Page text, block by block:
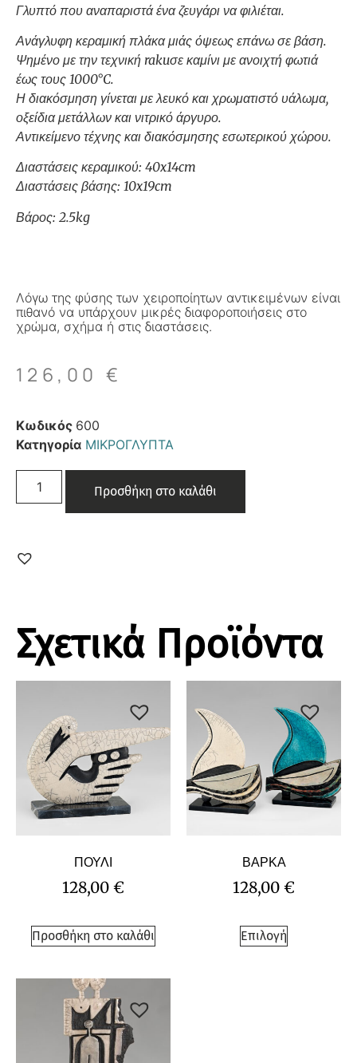
Γλυπτό που αναπαριστά ένα ζευγάρι να φιλιέται.
Ανάγλυφη κεραμική πλάκα μιάς όψεως επάνω σε βάση.
Ψημένο με την τεχνική rakuσε καμίνι με ανοιχτή φωτιά
έως τους 1000°C.
Η διακόσμηση γίνεται με λευκό και χρωματιστό υάλωμα,
οξείδια μετάλλων και νιτρικό άργυρο.
Αντικείμενο τέχνης και διακόσμησης εσωτερικού χώρου.
Διαστάσεις κεραμικού: 40x14cm
Διαστάσεις βάσης: 10x19cm
Βάρος: 2.5kg
Λόγω της φύσης των χειροποίητων αντικειμένων είναι
πιθανό να υπάρχουν μικρές διαφοροποιήσεις στο
χρώμα, σχήμα ή στις διαστάσεις.
126,00 €
Κωδικός 600
Κατηγορία ΜΙΚΡΟΓΛΥΠΤΑ
Προσθήκη στο καλάθι
Σχετικά Προϊόντα
ΠΟΥΛΙ
128,00 €
Προσθήκη στο καλάθι
ΒΑΡΚΑ
128,00 €
Επιλογή